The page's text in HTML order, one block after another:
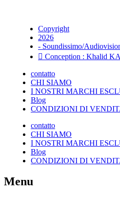
Copyright
2026
- Soundissimo/
Conception : Khalid
contatto
CHI SIAMO
I NOSTRI MARCHI
Blog
CONDIZIONI DI
contatto
CHI SIAMO
I NOSTRI MARCHI
Blog
CONDIZIONI DI
Menu